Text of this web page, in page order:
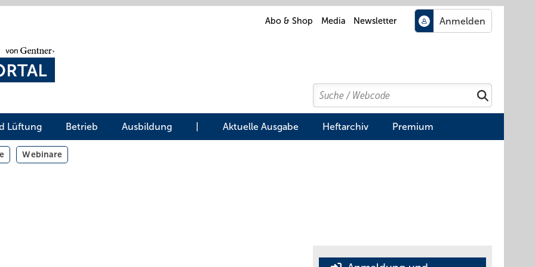
Abo & Shop Media Newsletter
Search
Suchen
Lüftung Betrieb Ausbildung Aktuelle Ausgabe Heftarchiv Premium
Webinare